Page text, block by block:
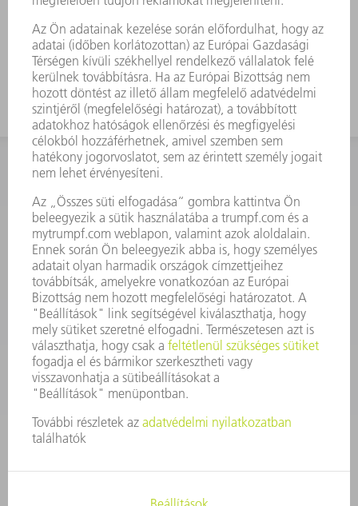
KAPCSOLAT
Szerszám
3628576045
08.00 - 16.30
szerszam@hu.trumpf.com
KAPCSOLAT
Alkatrész
3628576035
08.00 - 16.30
alkatresz@hu.trumpf.com